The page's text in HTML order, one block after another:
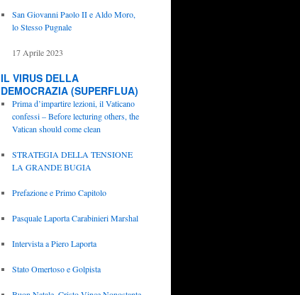
San Giovanni Paolo II e Aldo Moro,
lo Stesso Pugnale
17 Aprile 2023
IL VIRUS DELLA
DEMOCRAZIA (SUPERFLUA)
Prima d’impartire lezioni, il Vaticano
confessi – Before lecturing others, the
Vatican should come clean
STRATEGIA DELLA TENSIONE
LA GRANDE BUGIA
Prefazione e Primo Capitolo
Pasquale Laporta Carabinieri Marshal
Intervista a Piero Laporta
Stato Omertoso e Golpista